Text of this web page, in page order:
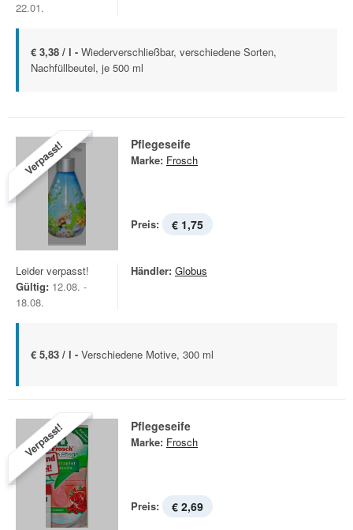
22.01.
€ 3,38 / l - Wiederverschließbar, verschiedene Sorten,
Nachfüllbeutel, je 500 ml
Verpasst! Pflegeseife
Marke: Frosch
Preis: € 1,75
Leider verpasst!
Gültig: 12.08. -
18.08.
Händler: Globus
€ 5,83 / l - Verschiedene Motive, 300 ml
Verpasst! Pflegeseife
Marke: Frosch
Preis: € 2,69